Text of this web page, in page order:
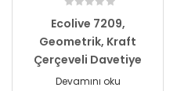
Ecolive 7209,
Geometrik, Kraft
Çerçeveli Davetiye
Devamını oku